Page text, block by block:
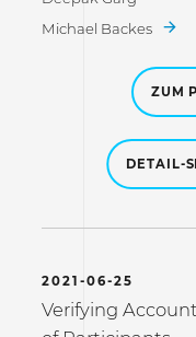
Michael Backes
ZUM
DETAIL-
2021-06-25
Verifying